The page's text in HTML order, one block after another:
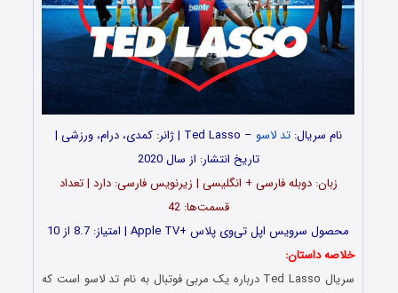
نام سریال:تد لاسو
– Ted Lasso | ژانر: کمدی، درام، ورزشی |
تاریخ انتشار: از سال 2020
زبان: دوبله فارسی + انگلیسی | زیرنویس فارسی: دارد | تعداد
قسمت‌ها: 42
محصول سرویس اپل تی‌وی پلاس +Apple TV | امتیاز: 8.7 از 10
خلاصه داستان:
سریال Ted Lasso درباره یک مربی فوتبال به نام تد لاسو است که